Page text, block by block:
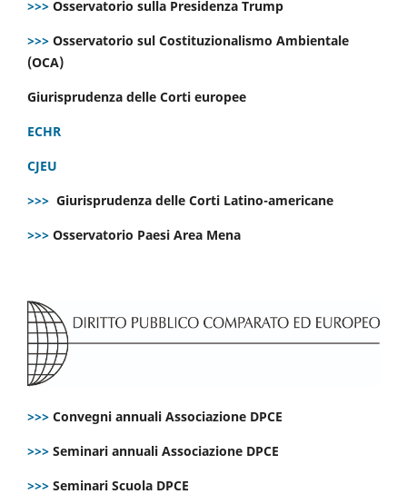
>>> Osservatorio sulla Presidenza Trump
>>> Osservatorio sul Costituzionalismo Ambientale
(OCA)
Giurisprudenza delle Corti europee
ECHR
CJEU
>>> Giurisprudenza delle Corti Latino-americane
>>> Osservatorio Paesi Area Mena
>>> Convegni annuali Associazione DPCE
>>> Seminari annuali Associazione DPCE
>>> Seminari Scuola DPCE